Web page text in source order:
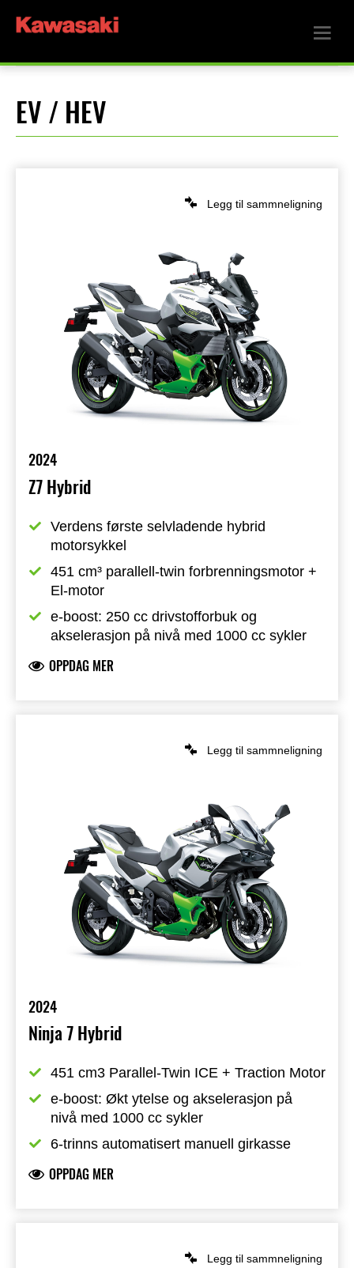
EV / HEV
Legg til sammneligning
2024
Z7 Hybrid
Verdens første selvladende hybrid
motorsykkel
451 cm³ parallell-twin forbrenningsmotor +
El-motor
e-boost: 250 cc drivstofforbuk og
akselerasjon på nivå med 1000 cc sykler
OPPDAG MER
Legg til sammneligning
2024
Ninja 7 Hybrid
451 cm3 Parallel-Twin ICE + Traction Motor
e-boost: Økt ytelse og akselerasjon på
nivå med 1000 cc sykler
6-trinns automatisert manuell girkasse
OPPDAG MER
Legg til sammneligning